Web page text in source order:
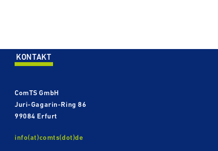
KONTAKT
ComTS GmbH
Juri-​​Gagarin-Ring 86
99084 Erfurt
info(at)comts(dot)de